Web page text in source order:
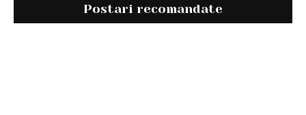
Postari recomandate